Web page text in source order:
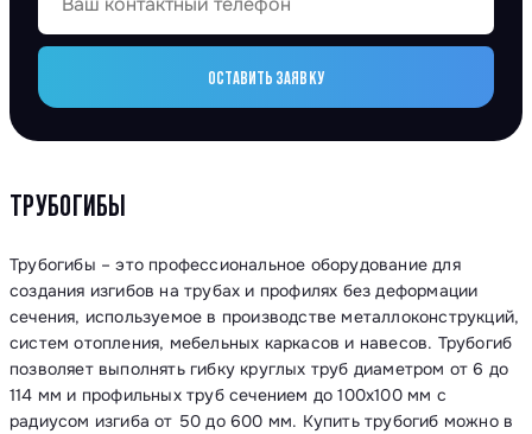
ОСТАВИТЬ ЗАЯВКУ
ТРУБОГИБЫ
Трубогибы – это профессиональное оборудование для
создания изгибов на трубах и профилях без деформации
сечения, используемое в производстве металлоконструкций,
систем отопления, мебельных каркасов и навесов. Трубогиб
позволяет выполнять гибку круглых труб диаметром от 6 до
114 мм и профильных труб сечением до 100х100 мм с
радиусом изгиба от 50 до 600 мм. Купить трубогиб можно в